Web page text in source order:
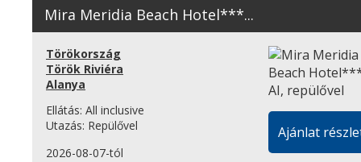
Mira Meridia Beach Hotel***...
Törökország
Török Riviéra
Alanya
Ellátás: All inclusive
Utazás: Repülővel
2026-08-07-tól
Ajánlat